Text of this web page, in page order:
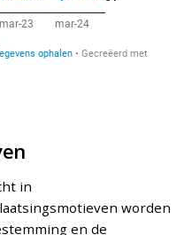
in
worden
en de